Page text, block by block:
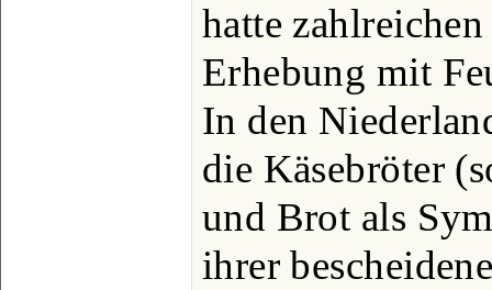
hatte
Erhebung mit
In den
die Käsebröter
und Brot als
ihrer